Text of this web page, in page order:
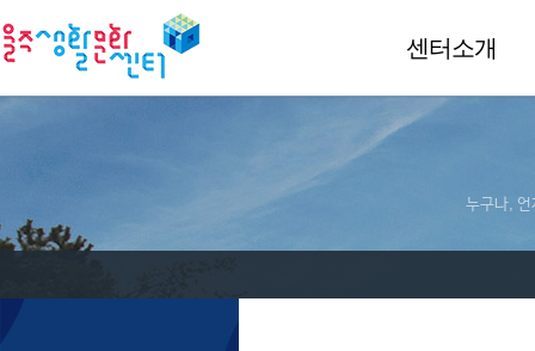
센터소개
누구나, 언